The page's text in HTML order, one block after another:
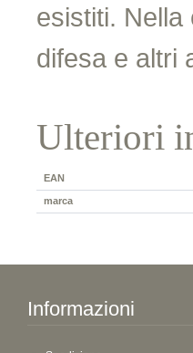
esistiti.
difesa e altri
Ulteriori
EAN
marca
Informazioni